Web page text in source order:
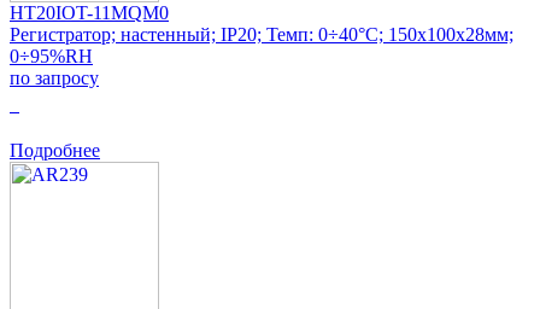
HT20IOT-11MQM0
Регистратор; настенный; IP20; Темп: 0÷40°C; 150x100x28мм;
0÷95%RH
по запросу
Подробнее